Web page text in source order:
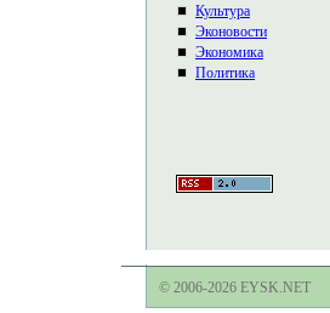
Культура
Эконовости
Экономика
Политика
© 2006-2026 EYSK.NET